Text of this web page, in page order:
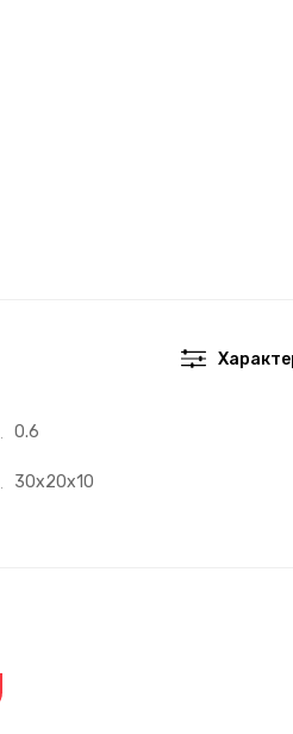
0.6
30x20x10